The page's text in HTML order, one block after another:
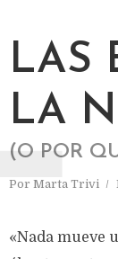
LAS
LA
(O POR
Por Marta Trivi
L
«Nada mueve